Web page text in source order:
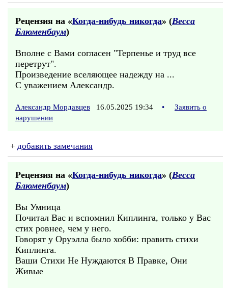
Рецензия на «Когда-нибудь никогда» (Весса
Блюменбаум)
Вполне с Вами согласен "Терпенье и труд все
перетрут".
Произведение вселяющее надежду на ...
C уважением Александр.
Александр Мордавцев 16.05.2025 19:34 •
Заявить о
нарушении
+ добавить замечания
Рецензия на «Когда-нибудь никогда» (Весса
Блюменбаум)
Вы Умница
Почитал Вас и вспомнил Киплинга, только у Вас
стих ровнее, чем у него.
Говорят у Оруэлла было хобби: править стихи
Киплинга.
Ваши Стихи Не Нуждаются В Правке, Они
Живые